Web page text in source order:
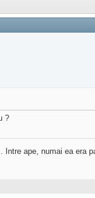
?
Intre ape, numai ea era